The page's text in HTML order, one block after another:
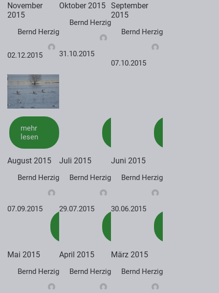
November
2015
Bernd Herzig
02.12.2015
mehr
lesen
Oktober 2015
Bernd Herzig
31.10.2015
September
2015
Bernd Herzig
07.10.2015
August 2015
Bernd Herzig
07.09.2015
Juli 2015
Bernd Herzig
29.07.2015
Juni 2015
Bernd Herzig
30.06.2015
Mai 2015
Bernd Herzig
April 2015
Bernd Herzig
März 2015
Bernd Herzig